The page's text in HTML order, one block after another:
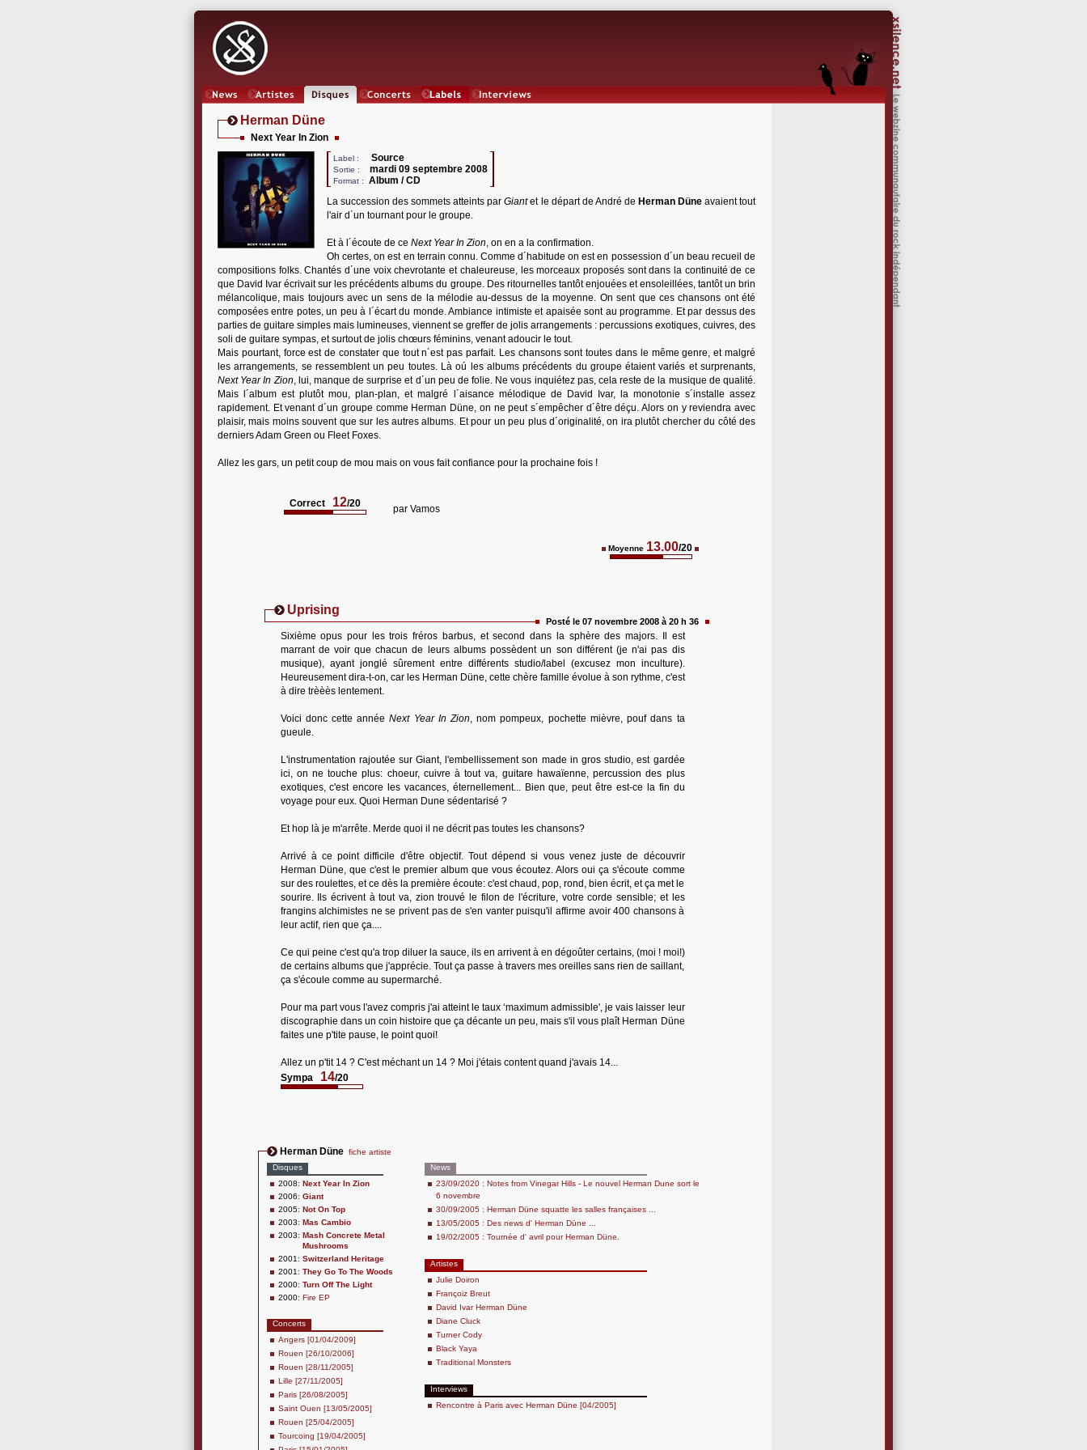
Herman Düne
Next Year In Zion
Label : Source
Sortie : mardi 09 septembre 2008
Format :
Album / CD
La succession des sommets atteints parGiantet le départ de André de Herman Düneavaient tout
l'air d´un tournant pour le groupe.
Et à l´écoute de ce Next Year In Zion, on en a la confirmation.
Oh certes, on est en terrain connu. Comme d´habitude on est en possession d´un beau recueil de
compositions folks. Chantés d´une voix chevrotante et chaleureuse, les morceaux proposés sont dans la continuité de ce
que David Ivar écrivait sur les précédents albums du groupe. Des ritournelles tantôt enjouées et ensoleillées, tantôt un brin
mélancolique, mais toujours avec un sens de la mélodie au-dessus de la moyenne. On sent que ces chansons ont été
composées entre potes, un peu à l´écart du monde. Ambiance intimiste et apaisée sont au programme. Et par dessus des
parties de guitare simples mais lumineuses, viennent se greffer de jolis arrangements : percussions exotiques, cuivres, des
soli de guitare sympas, et surtout de jolis chœurs féminins, venant adoucir le tout.
Mais pourtant, force est de constater que tout n´est pas parfait. Les chansons sont toutes dans le même genre, et malgré
les arrangements, se ressemblent un peu toutes. Là oú les albums précédents du groupe étaient variés et surprenants,
Next Year In Zion, lui, manque de surprise et d´un peu de folie. Ne vous inquiétez pas, cela reste de la musique de qualité.
Mais l´album est plutôt mou, plan-plan, et malgré l´aisance mélodique de David Ivar, la monotonie s´installe assez
rapidement. Et venant d´un groupe comme Herman Düne, on ne peut s´empêcher d´être déçu. Alors on y reviendra avec
plaisir, mais moins souvent que sur les autres albums. Et pour un peu plus d´originalité, on ira plutôt chercher du côté des
derniers Adam Green ou Fleet Foxes.
Allez les gars, un petit coup de mou mais on vous fait confiance pour la prochaine fois !
Correct 12/20 par Vamos
Moyenne 13.00/20
Uprising
Posté le 07 novembre 2008 à 20 h 36
Sixième opus pour les trois fréros barbus, et second dans la sphère des majors. Il est
marrant de voir que chacun de leurs albums possèdent un son différent (je n'ai pas dis
musique), ayant jonglé sûrement entre différents studio/label (excusez mon inculture).
Heureusement dira-t-on, car les Herman Düne, cette chère famille évolue à son rythme, c'est
à dire trèèès lentement.
Voici donc cette annéeNext Year In Zion, nom pompeux, pochette mièvre, pouf dans ta
gueule.
L'instrumentation rajoutée sur Giant, l'embellissement son made in gros studio, est gardée
ici, on ne touche plus: choeur, cuivre à tout va, guitare hawaïenne, percussion des plus
exotiques, c'est encore les vacances, éternellement... Bien que, peut être est-ce la fin du
voyage pour eux. Quoi Herman Dune sédentarisé ?
Et hop là je m'arrête. Merde quoi il ne décrit pas toutes les chansons?
Arrivé à ce point difficile d'être objectif. Tout dépend si vous venez juste de découvrir
Herman Düne, que c'est le premier album que vous écoutez. Alors oui ça s'écoute comme
sur des roulettes, et ce dès la première écoute: c'est chaud, pop, rond, bien écrit, et ça met le
sourire. Ils écrivent à tout va, zion trouvé le filon de l'écriture, votre corde sensible; et les
frangins alchimistes ne se privent pas de s'en vanter puisqu'il affirme avoir 400 chansons à
leur actif, rien que ça....
Ce qui peine c'est qu'a trop diluer la sauce, ils en arrivent à en dégoûter certains, (moi ! moi!)
de certains albums que j'apprécie. Tout ça passe à travers mes oreilles sans rien de saillant,
ça s'écoule comme au supermarché.
Pour ma part vous l'avez compris j'ai atteint le taux ‘maximum admissible', je vais laisser leur
discographie dans un coin histoire que ça décante un peu, mais s'il vous plaît Herman Düne
faites une p'tite pause, le point quoi!
Allez un p'tit 14 ? C'est méchant un 14 ? Moi j'étais content quand j'avais 14...
Sympa
14/20
Herman Düne fiche artiste
Disques
2008: Next Year In Zion
2006: Giant
2005: Not On Top
2003: Mas Cambio
2003: Mash Concrete Metal
Mushrooms
2001: Switzerland Heritage
2001: They Go To The Woods
2000: Turn Off The Light
2000: Fire EP
Concerts
Angers [01/04/2009]
Rouen [26/10/2006]
Rouen [28/11/2005]
Lille [27/11/2005]
Paris [26/08/2005]
Saint Ouen [13/05/2005]
Rouen [25/04/2005]
Tourcoing [19/04/2005]
News
23/09/2020 : Notes from Vinegar Hills - Le nouvel Herman Dune sort le
6 novembre
30/09/2005 : Herman Düne squatte les salles françaises ...
13/05/2005 : Des news d' Herman Düne ...
19/02/2005 : Tournée d' avril pour Herman Düne.
Artistes
Julie Doiron
Françoiz Breut
David Ivar Herman Düne
Diane Cluck
Turner Cody
Black Yaya
Traditional Monsters
Interviews
Rencontre à Paris avec Herman Düne [04/2005]